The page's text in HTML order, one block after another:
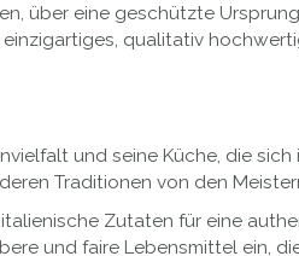
über eine geschützte
qualitativ
und seine Küche, die
Traditionen von den
Zutaten für eine
und faire Lebensmittel ein,